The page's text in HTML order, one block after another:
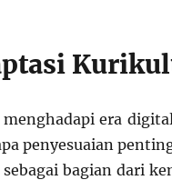
menghadapi era
penyesuaian
bagian dari